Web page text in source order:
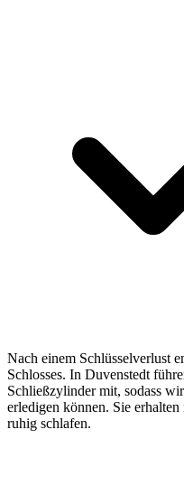
Nach einem Schlüsselverlust
Schlosses. In Duvenstedt
Schließzylinder mit, sodass
erledigen können. Sie
ruhig schlafen.